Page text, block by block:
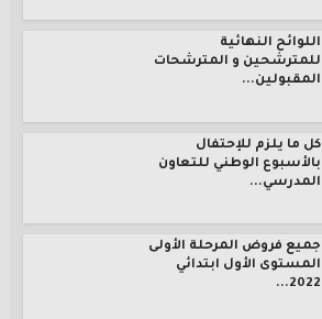
اللوائح النهائية
للمترشحين و المترشحات
المقبولين...
كل ما يلزم للإحتفال
بالأسبوع الوطني للتعاون
المدرسي...
جميع فروض المرحلة الأولى
المستوى الأول ابتدائي
2022...